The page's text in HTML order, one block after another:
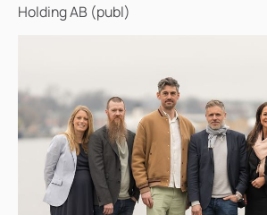
Holding AB (publ)